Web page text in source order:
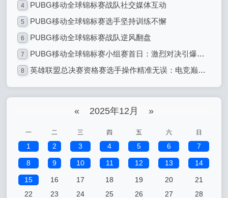
4 PUBG移动全球锦标赛战队社交媒体互动
5 PUBG移动全球锦标赛选手坚持训练不懈
6 PUBG移动全球锦标赛战队逆风翻盘
7 PUBG移动全球锦标赛小组赛首日：激烈对决引爆全球电竞热潮
8 英雄联盟总决赛资格赛选手操作精准无误：电竞巅峰的精准艺术
« 2025年12月 »
一 二 三 四 五 六 日
1 2 3 4 5 6 7
8 9 10 11 12 13 14
15 16 17 18 19 20
21
22
23 24 25 26 27
28